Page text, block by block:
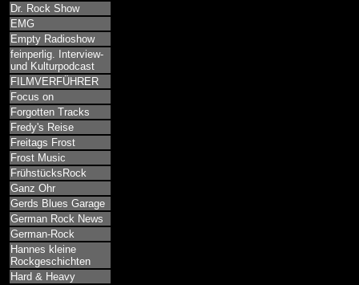
Dr. Rock Show
EMG
Empty Radioshow
feinperlig. Interview-
und Kulturpodcast
FILMVERFÜHRER
Focus on
Forgotten Tracks
Fredy's Reise
Freitags Frost
Frost Music
FrühstücksRock
Ganz Ohr
Gerds Blues Garage
German Rock News
German-Rock
Hannes kleine
Rockgeschichten
Hard & Heavy